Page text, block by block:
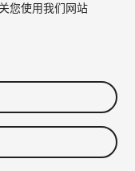
您使用我们网站